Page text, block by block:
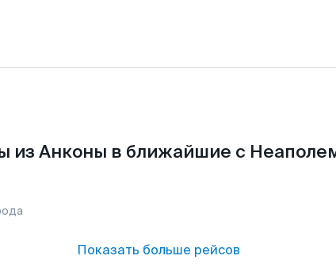
из Анконы в ближайшие с
Показать больше рейсов